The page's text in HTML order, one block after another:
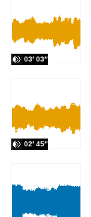
03′ 03″
02′ 45″